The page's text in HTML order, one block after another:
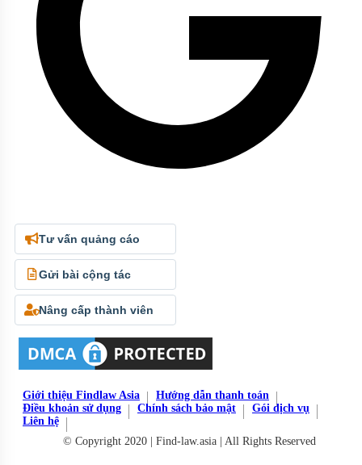
Tư vấn quảng cáo
Gửi bài cộng tác
Nâng cấp thành viên
Giới thiệu Findlaw Asia
Hướng dẫn thanh toán
Điều khoản sử dụng
Chính sách bảo mật
Gói dịch vụ
Liên hệ
© Copyright 2020 | Find-law.asia | All Rights Reserved